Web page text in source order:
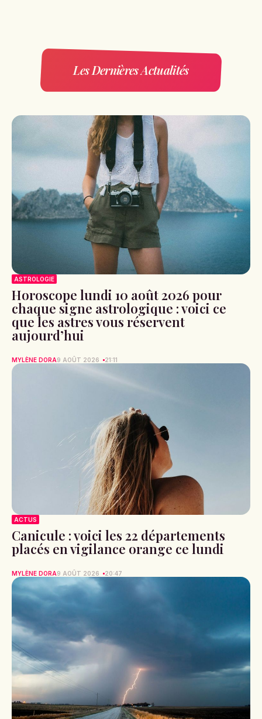
Les Dernières Actualités
ASTROLOGIE
Horoscope lundi 10 août 2026 pour
chaque signe astrologique : voici ce
que les astres vous réservent
aujourd’hui
MYLÈNE DORA9 AOÛT 2026 21:11
ACTUS
Canicule : voici les 22 départements
placés en vigilance orange ce lundi
MYLÈNE DORA9 AOÛT 2026 20:47